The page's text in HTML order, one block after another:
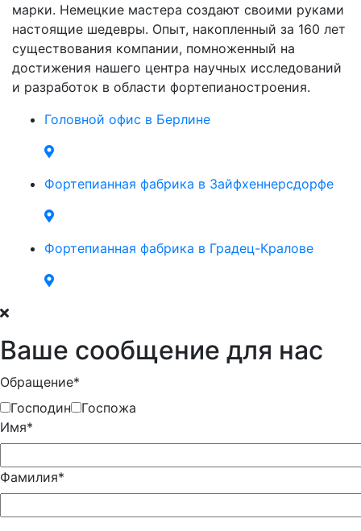
марки. Немецкие мастера создают своими руками
настоящие шедевры. Опыт, накопленный за 160 лет
существования компании, помноженный на
достижения нашего центра научных исследований
и разработок в области фортепианостроения.
Головной офис в Берлине
Фортепианная фабрика в Зайфхеннерсдорфе
Фортепианная фабрика в Градец-Кралове
Ваше сообщение для нас
Обращение*
Господин
Госпожа
Имя*
Фамилия*